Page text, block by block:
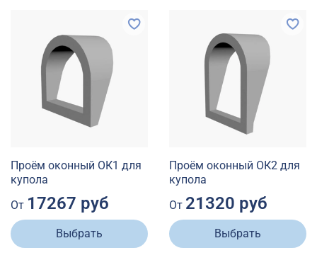
Проём оконный ОК1 для
купола
От 17267 руб
Выбрать
Проём оконный ОК2 для
купола
От 21320 руб
Выбрать